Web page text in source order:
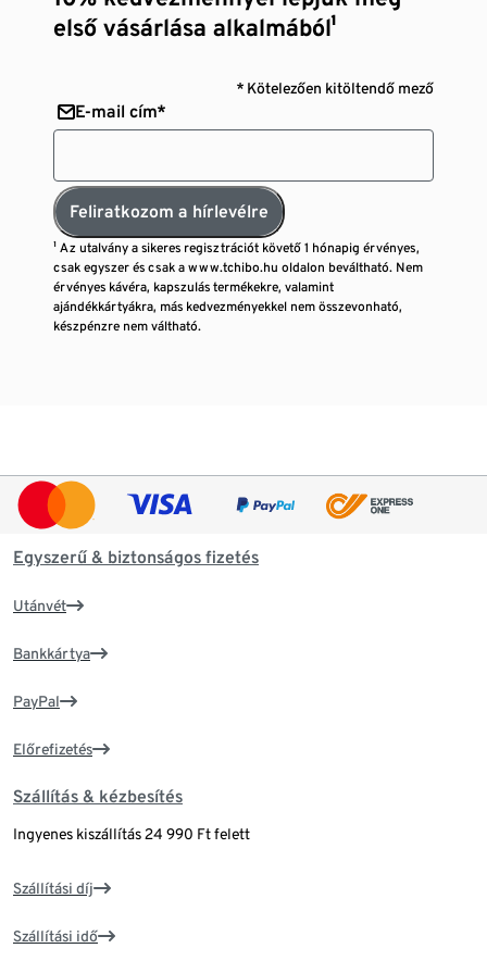
első vásárlása alkalmából¹
* Kötelezően kitöltendő mező
E-mail cím*
Feliratkozom a hírlevélre
¹ Az utalvány a sikeres regisztrációt követő 1 hónapig érvényes,
csak egyszer és csak a www.tchibo.hu oldalon beváltható. Nem
érvényes kávéra, kapszulás termékekre, valamint
ajándékkártyákra, más kedvezményekkel nem összevonható,
készpénzre nem váltható.
Egyszerű & biztonságos fizetés
Utánvét
Bankkártya
PayPal
Előrefizetés
Szállítás & kézbesítés
Ingyenes kiszállítás 24 990 Ft felett
Szállítási díj
Szállítási idő